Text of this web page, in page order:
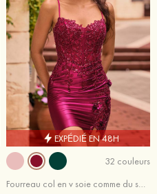
EXPÉDIÉ EN 48H
32 couleurs
Fourreau col en v soie comme du satin courte/mini robe de fête de la rentrée avec fleurs paillettes